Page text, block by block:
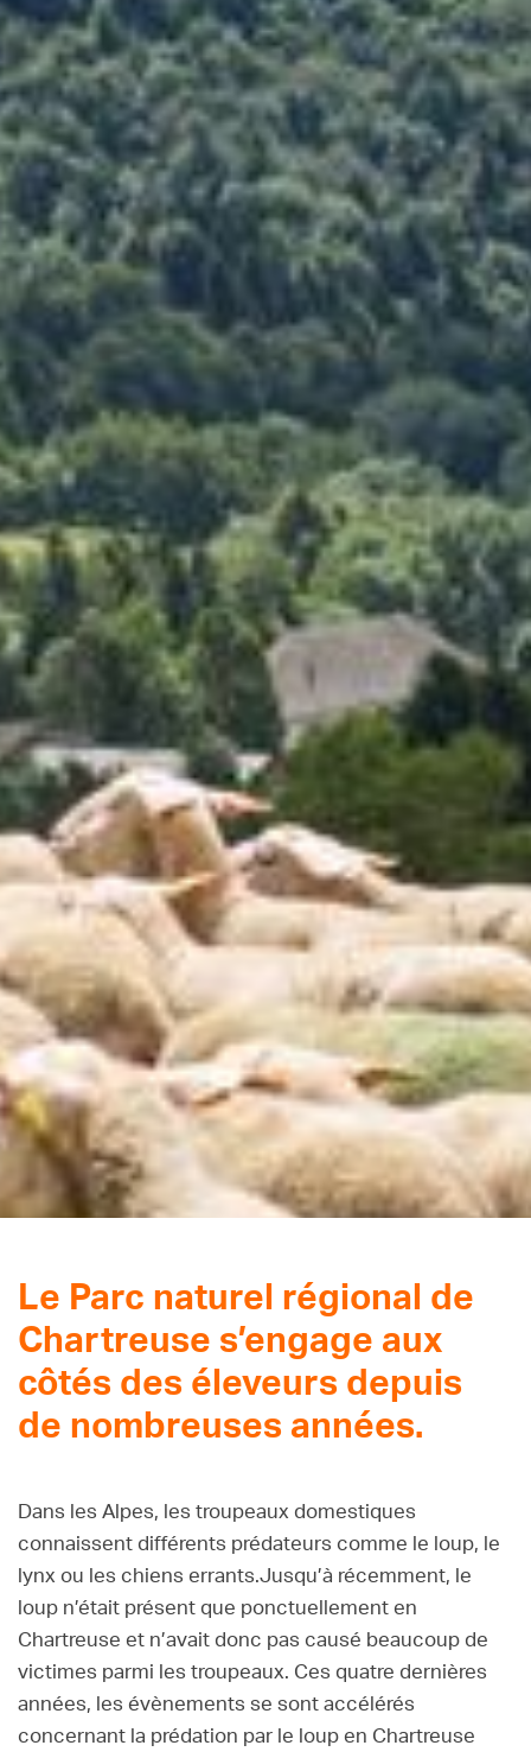
Le Parc naturel régional de
Chartreuse s’engage aux
côtés des éleveurs depuis
de nombreuses années.
Dans les Alpes, les troupeaux domestiques
connaissent différents prédateurs comme le loup, le
lynx ou les chiens errants.Jusqu’à récemment, le
loup n’était présent que ponctuellement en
Chartreuse et n’avait donc pas causé beaucoup de
victimes parmi les troupeaux. Ces quatre dernières
années, les évènements se sont accélérés
concernant la prédation par le loup en Chartreuse